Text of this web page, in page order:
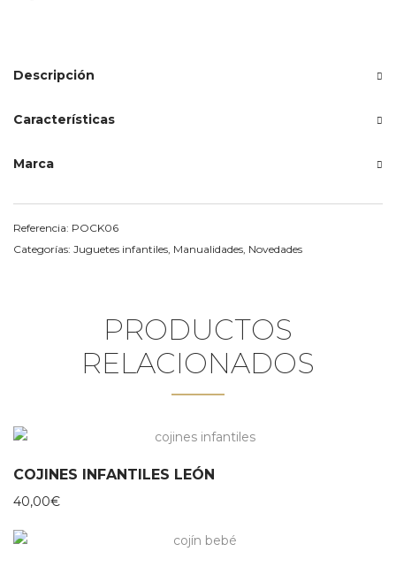
Descripción
Características
Marca
Referencia: POCK06
Categorías: Juguetes infantiles Manualidades Novedades
PRODUCTOS
RELACIONADOS
COJINES INFANTILES LEÓN
40,00€